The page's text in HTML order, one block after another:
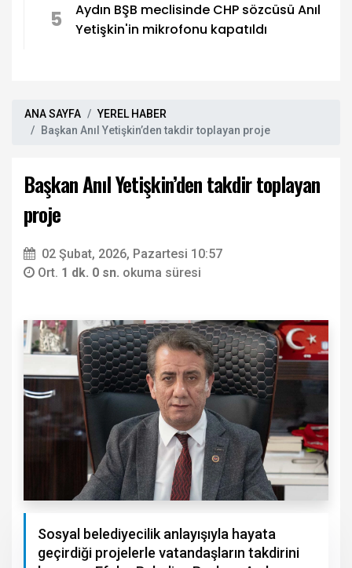
5
Aydın BŞB meclisinde CHP sözcüsü Anıl
Yetişkin'in mikrofonu kapatıldı
ANA SAYFA
YEREL HABER
Başkan Anıl Yetişkin’den takdir toplayan proje
Başkan Anıl Yetişkin’den takdir toplayan
proje
02 Şubat, 2026, Pazartesi 10:57
Ort. 1 dk. 0 sn. okuma süresi
Sosyal belediyecilik anlayışıyla hayata
geçirdiği projelerle vatandaşların takdirini